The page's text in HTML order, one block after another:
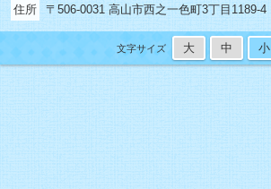
住所
〒506-0031 高山市西之一色町3丁目1189-4
文字サイズ 大 中 小